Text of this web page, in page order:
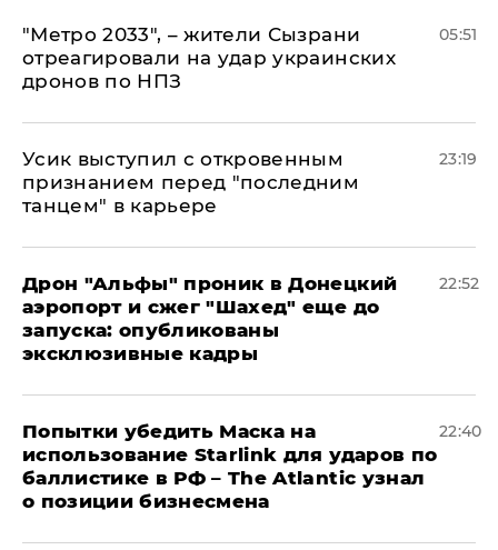
"Метро 2033", – жители Сызрани
отреагировали на удар украинских
дронов по НПЗ
05:51
Усик выступил с откровенным
признанием перед "последним
танцем" в карьере
23:19
Дрон "Альфы" проник в Донецкий
аэропорт и сжег "Шахед" еще до
запуска: опубликованы
эксклюзивные кадры
22:52
Попытки убедить Маска на
использование Starlink для ударов по
баллистике в РФ – The Atlantic узнал
о позиции бизнесмена
22:40